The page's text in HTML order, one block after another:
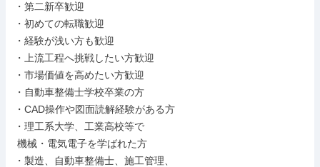
・第二新卒歓迎
・初めての転職歓迎
・経験が浅い方も歓迎
・上流工程へ挑戦したい方歓迎
・市場価値を高めたい方歓迎
・自動車整備士学校卒業の方
・CAD操作や図面読解経験がある方
・理工系大学、工業高校等で
・製造、自動車整備士、施工管理、